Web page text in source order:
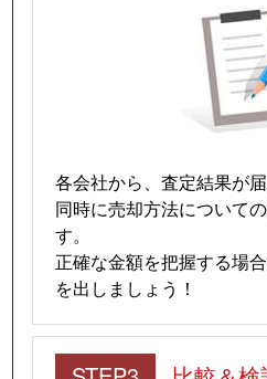
各会社から、査定結果が届
同時に売却方法について
す。
正確な金額を把握する場
を出しましょう！